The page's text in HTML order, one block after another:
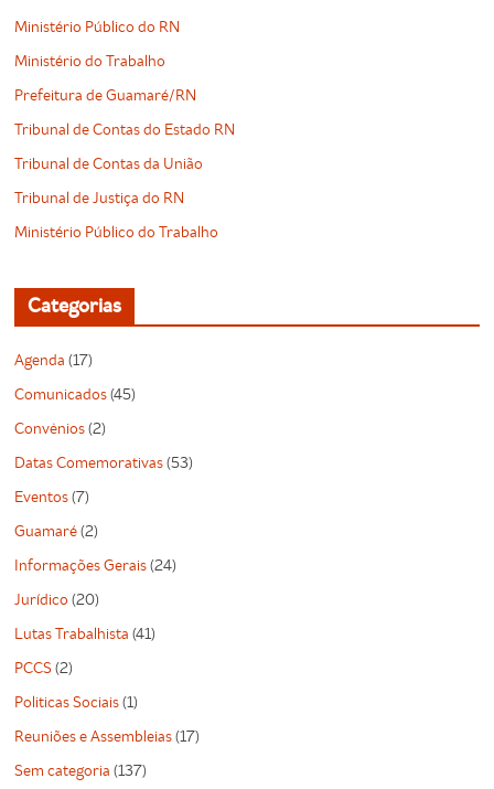
Ministério Público do RN
Ministério do Trabalho
Prefeitura de Guamaré/RN
Tribunal de Contas do Estado RN
Tribunal de Contas da União
Tribunal de Justiça do RN
Ministério Público do Trabalho
Categorias
Agenda (17)
Comunicados(45)
Convênios(2)
Datas Comemorativas(53)
Eventos(7)
Guamaré(2)
Informações Gerais(24)
Jurídico (20)
Lutas Trabalhista (41)
PCCS(2)
Politicas Sociais(1)
Reuniões e Assembleias(17)
Sem categoria (137)